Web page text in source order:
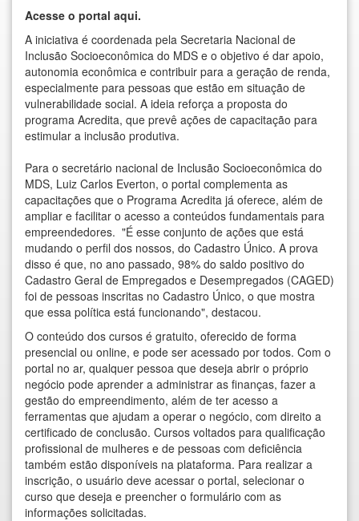
Acesse o portal aqui.
A iniciativa é coordenada pela Secretaria Nacional de
Inclusão Socioeconômica do MDS e o objetivo é dar apoio,
autonomia econômica e contribuir para a geração de renda,
especialmente para pessoas que estão em situação de
vulnerabilidade social. A ideia reforça a proposta do
programa Acredita, que prevê ações de capacitação para
estimular a inclusão produtiva.
Para o secretário nacional de Inclusão Socioeconômica do
MDS, Luiz Carlos Everton, o portal complementa as
capacitações que o Programa Acredita já oferece, além de
ampliar e facilitar o acesso a conteúdos fundamentais para
empreendedores. "É esse conjunto de ações que está
mudando o perfil dos nossos, do Cadastro Único. A prova
disso é que, no ano passado, 98% do saldo positivo do
Cadastro Geral de Empregados e Desempregados (CAGED)
foi de pessoas inscritas no Cadastro Único, o que mostra
que essa política está funcionando", destacou.
O conteúdo dos cursos é gratuito, oferecido de forma
presencial ou online, e pode ser acessado por todos. Com o
portal no ar, qualquer pessoa que deseja abrir o próprio
negócio pode aprender a administrar as finanças, fazer a
gestão do empreendimento, além de ter acesso a
ferramentas que ajudam a operar o negócio, com direito a
certificado de conclusão. Cursos voltados para qualificação
profissional de mulheres e de pessoas com deficiência
também estão disponíveis na plataforma. Para realizar a
inscrição, o usuário deve acessar o portal, selecionar o
curso que deseja e preencher o formulário com as
informações solicitadas.